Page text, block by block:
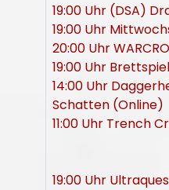
19:00 Uhr (DSA)
19:00 Uhr
20:00 Uhr
19:00 Uhr
14:00 Uhr
Schatten (Online)
11:00 Uhr Trench
19:00 Uhr